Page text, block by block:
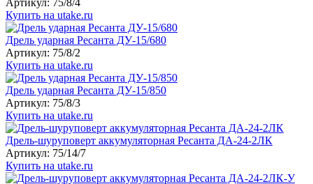
Артикул: 75/8/4
Купить на utake.ru
Дрель ударная Ресанта ДУ-15/680
Артикул: 75/8/2
Купить на utake.ru
Дрель ударная Ресанта ДУ-15/850
Артикул: 75/8/3
Купить на utake.ru
Дрель-шуруповерт аккумуляторная Ресанта ДА-24-2ЛК
Артикул: 75/14/7
Купить на utake.ru